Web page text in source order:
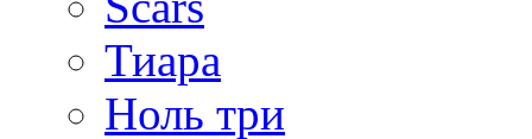
Тиара
Ноль три